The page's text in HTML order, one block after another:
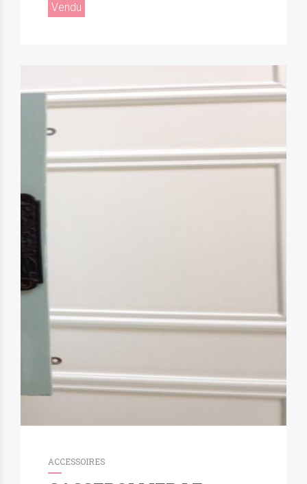
Vendu
ACCESSOIRES